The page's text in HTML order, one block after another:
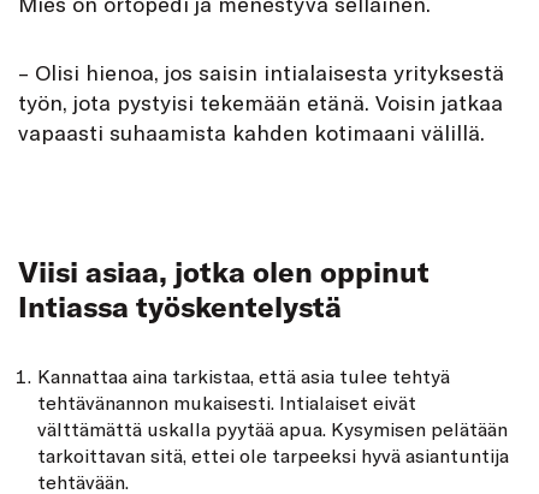
– Olisi hienoa, jos saisin intialaisesta yrityksestä
työn, jota pystyisi tekemään etänä. Voisin jatkaa
vapaasti suhaamista kahden kotimaani välillä.
Viisi asiaa, jotka olen oppinut
Intiassa työskentelystä
Kannattaa aina tarkistaa, että asia tulee tehtyä
tehtävänannon mukaisesti. Intialaiset eivät
välttämättä uskalla pyytää apua. Kysymisen pelätään
tarkoittavan sitä, ettei ole tarpeeksi hyvä asiantuntija
tehtävään.